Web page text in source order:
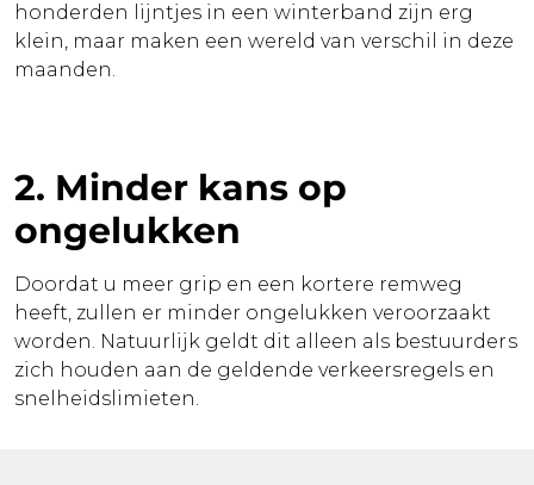
honderden lijntjes in een winterband zijn erg
klein, maar maken een wereld van verschil in deze
maanden.
2. Minder kans op
ongelukken
Doordat u meer grip en een kortere remweg
heeft, zullen er minder ongelukken veroorzaakt
worden. Natuurlijk geldt dit alleen als bestuurders
zich houden aan de geldende verkeersregels en
snelheidslimieten.